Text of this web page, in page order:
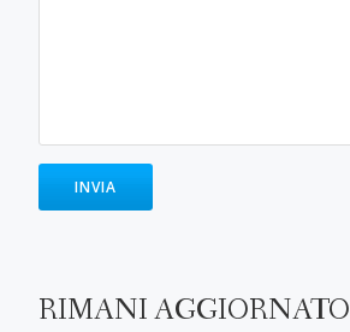
RIMANI AGGIORNATO